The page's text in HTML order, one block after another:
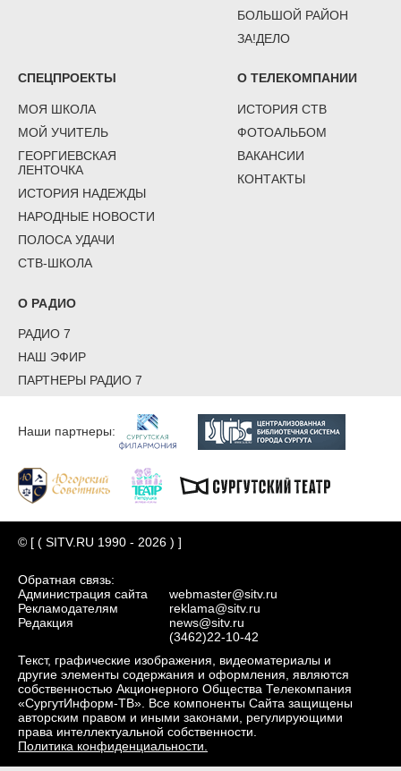
БОЛЬШОЙ РАЙОН
ЗА!ДЕЛО
СПЕЦПРОЕКТЫ
МОЯ ШКОЛА
МОЙ УЧИТЕЛЬ
ГЕОРГИЕВСКАЯ
ЛЕНТОЧКА
ИСТОРИЯ НАДЕЖДЫ
НАРОДНЫЕ НОВОСТИ
ПОЛОСА УДАЧИ
СТВ-ШКОЛА
О ТЕЛЕКОМПАНИИ
ИСТОРИЯ СТВ
ФОТОАЛЬБОМ
ВАКАНСИИ
КОНТАКТЫ
О РАДИО
РАДИО 7
НАШ ЭФИР
ПАРТНЕРЫ РАДИО 7
Наши партнеры:
© [ ( SITV.RU 1990 - 2026 ) ]
Обратная связь:
Администрация сайта
Рекламодателям
Редакция
webmaster@sitv.ru
reklama@sitv.ru
news@sitv.ru
(3462)22-10-42
Текст, графические изображения, видеоматериалы и
другие элементы содержания и оформления, являются
собственностью Акционерного Общества Телекомпания
«СургутИнформ-ТВ». Все компоненты Сайта защищены
авторским правом и иными законами, регулирующими
права интеллектуальной собственности.
Политика конфиденциальности.